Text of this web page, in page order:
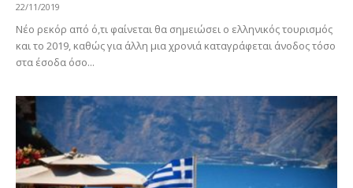
22/11/2019
Νέο ρεκόρ από ό,τι φαίνεται θα σημειώσει ο ελληνικός τουρισμός
και το 2019, καθώς για άλλη μια χρονιά καταγράφεται άνοδος τόσο
στα έσοδα όσο...